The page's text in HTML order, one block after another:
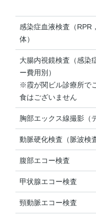
感染症血液検査（RPR
体）
大腸内視鏡検査（感染
ー費用別）
※霞が関ビル診療所で
食はございません
胸部エックス線撮影（
動脈硬化検査（脈波検
腹部エコー検査
甲状腺エコー検査
頸動脈エコー検査